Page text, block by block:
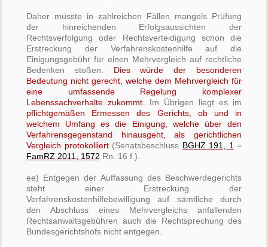
Daher müsste in zahlreichen Fällen mangels Prüfung
der hinreichenden Erfolgsaussichten der
Rechtsverfolgung oder Rechtsverteidigung schon die
Erstreckung der Verfahrenskostenhilfe auf die
Einigungsgebühr für einen Mehrvergleich auf rechtliche
Bedenken stoßen. Dies würde der besonderen
Bedeutung nicht gerecht, welche dem Mehrvergleich für
eine umfassende Regelung komplexer
Lebenssachverhalte zukommt.
Im Übrigen liegt es im
pflichtgemäßen Ermessen des Gerichts, ob und in
welchem Umfang es die Einigung, welche über den
Verfahrensgegenstand hinausgeht, als
gerichtlichen
Vergleich protokolliert(Senatsbeschluss BGHZ 191, 1 =
FamRZ 2011, 1572 Rn. 16 f.).
ee) Entgegen der Auffassung des Beschwerdegerichts
steht einer Erstreckung der
Verfahrenskostenhilfebewilligung auf sämtliche durch
den Abschluss eines Mehrvergleichs anfallenden
Rechtsanwaltsgebühren auch die Rechtsprechung des
Bundesgerichtshofs nicht entgegen.